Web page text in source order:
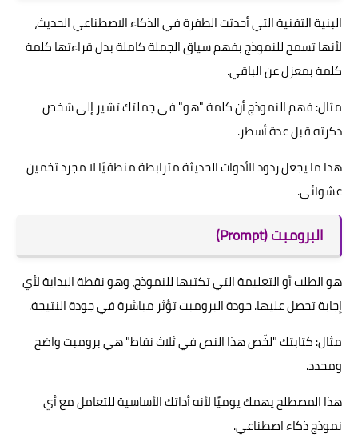
البنية التقنية التي أحدثت الطفرة في الذكاء الاصطناعي الحديث،
لأنها تسمح للنموذج بفهم سياق الجملة كاملة بدل قراءتها كلمة
كلمة بمعزل عن الباقي.
مثال: فهم النموذج أن كلمة "هو" في جملتك تشير إلى شخص
ذكرته قبل عدة أسطر.
هذا ما يجعل ردود الأدوات الحديثة مترابطة منطقيًا لا مجرد تخمين
عشوائي.
البرومبت (Prompt)
هو الطلب أو التعليمة التي تكتبها للنموذج، وهو نقطة البداية لأي
إجابة تحصل عليها. جودة البرومبت تؤثر مباشرة في جودة النتيجة.
مثال: كتابتك "لخّص هذا النص في ثلاث نقاط" هي برومبت واضح
ومحدد.
هذا المصطلح يهمك يوميًا لأنه أداتك الأساسية للتعامل مع أي
نموذج ذكاء اصطناعي.